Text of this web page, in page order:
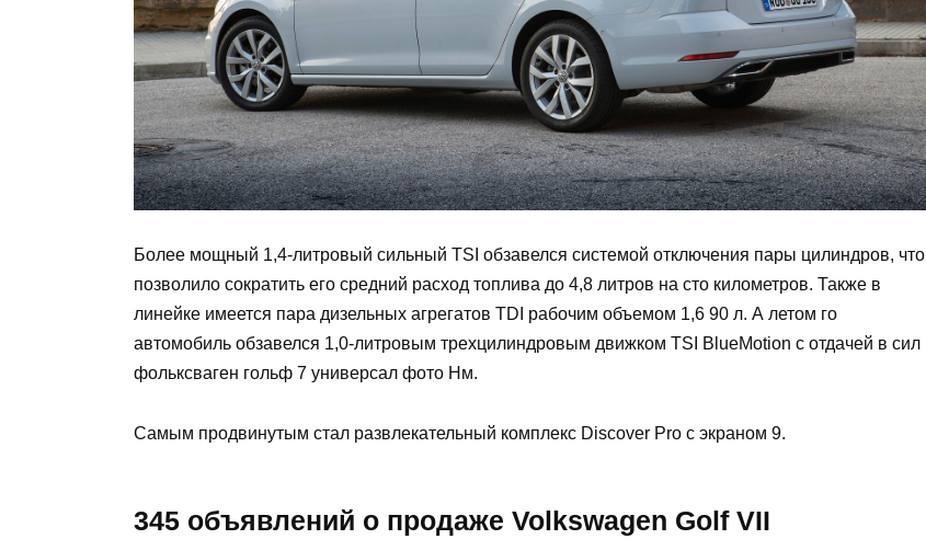
Более мощный 1,4-литровый сильный TSI обзавелся системой отключения пары цилиндров, что
позволило сократить его средний расход топлива до 4,8 литров на сто километров. Также в
линейке имеется пара дизельных агрегатов TDI рабочим объемом 1,6 90 л. А летом го
автомобиль обзавелся 1,0-литровым трехцилиндровым движком TSI BlueMotion с отдачей в сил
фольксваген гольф 7 универсал фото Нм.
Самым продвинутым стал развлекательный комплекс Discover Pro с экраном 9.
345 объявлений о продаже Volkswagen Golf VII